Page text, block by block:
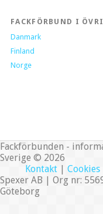
FACKFÖRBUND I
Danmark
Finland
Norge
Fackförbunden -
Sverige © 2026
Kontakt | Cookies
Spexer AB | Org nr:
Göteborg